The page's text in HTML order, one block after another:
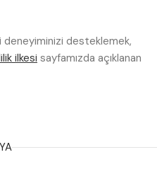
desteklemek,
ilkesi sayfamızda açıklanan